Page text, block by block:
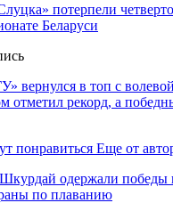
потерпели
Беларуси
вернулся в топ с
отметил рекорд, а
понравиться Еще от
одержали победы
по плаванию